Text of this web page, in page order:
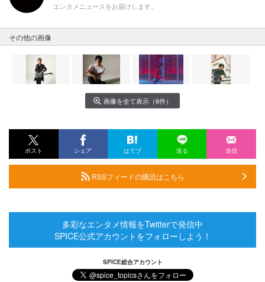
エンタメニュースをお届けします。
その他の画像
画像を全て表示（6件）
ポスト シェア はてブ 送る 送信
RSSフィードの購読はこちら
多彩なエンタメ情報をTwitterで発信中
SPICE公式アカウントをフォローしよう！
SPICE総合アカウント